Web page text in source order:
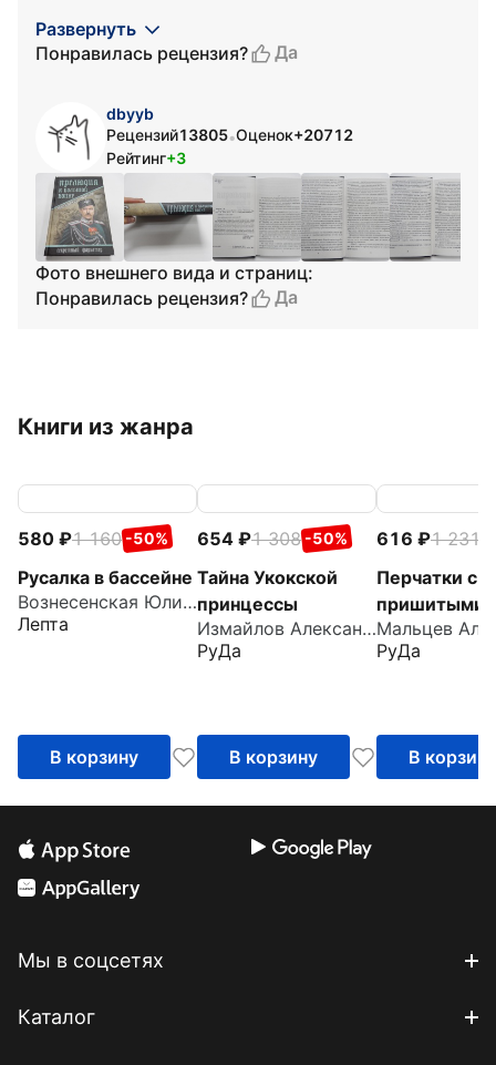
Развернуть
Понравилась рецензия?
Да
dbyyb
Рецензий13805•Оценок+20712
Рейтинг+3
Фото внешнего вида и страниц:
Понравилась рецензия?
Да
Книги из жанра
580 1 160 -50%
Русалка в бассейне
Вознесенская Юлия Николаевна
Лепта
В корзину
654 1 308 -50%
Тайна Укокской
принцессы
Измайлов Александр
РуДа
В корзину
616 1 231
Перчатки с
пришитыми
пальцами
РуДа
В корзину
Мы в соцсетях
Каталог